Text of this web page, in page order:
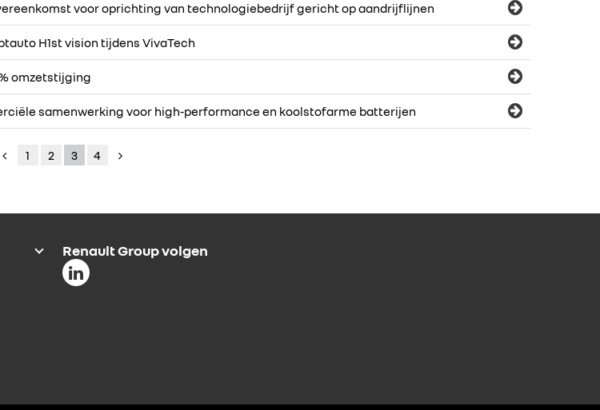
voor oprichting van technologiebedrijf gericht op aandrijflijnen
H1st vision tijdens VivaTech
omzetstijging
samenwerking voor high-performance en koolstofarme batterijen
1 2 3 4
Renault Group volgen